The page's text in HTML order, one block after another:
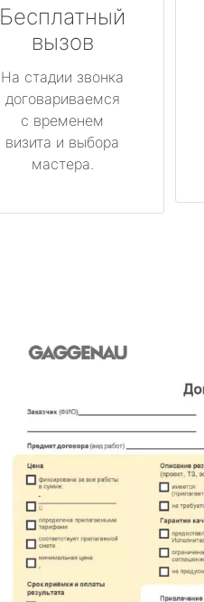
Бесплатный
вызов
На стадии звонка
договариваемся
с временем
визита и выбора
мастера.